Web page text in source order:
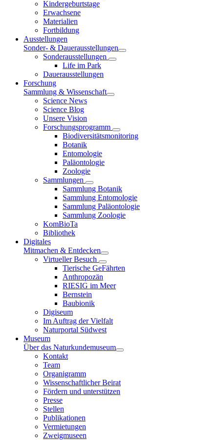
Kindergeburtstage
Erwachsene
Materialien
Fortbildung
Ausstellungen
Sonder- & Dauerausstellungen
Sonderausstellungen
Life im Park
Dauerausstellungen
Forschung
Sammlung & Wissenschaft
Science News
Science Blog
Unsere Vision
Forschungsprogramm
Biodiversitätsmonitoring
Botanik
Entomologie
Paläontologie
Zoologie
Sammlungen
Sammlung Botanik
Sammlung Entomologie
Sammlung Paläontologie
Sammlung Zoologie
KomBioTa
Bibliothek
Digitales
Mitmachen & Entdecken
Virtueller Besuch
Tierische GeFährten
Anthropozän
RIESIG im Meer
Bernstein
Baubionik
Digiseum
Im Auftrag der Vielfalt
Naturportal Südwest
Museum
Über das Naturkundemuseum
Kontakt
Team
Organigramm
Wissenschaftlicher Beirat
Fördern und unterstützen
Presse
Stellen
Publikationen
Vermietungen
Zweigmuseen